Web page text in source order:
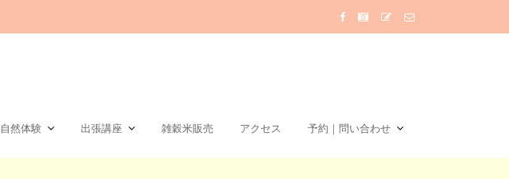
自然体験 出張講座 雑穀米販売 アクセス 予約｜問い合わせ